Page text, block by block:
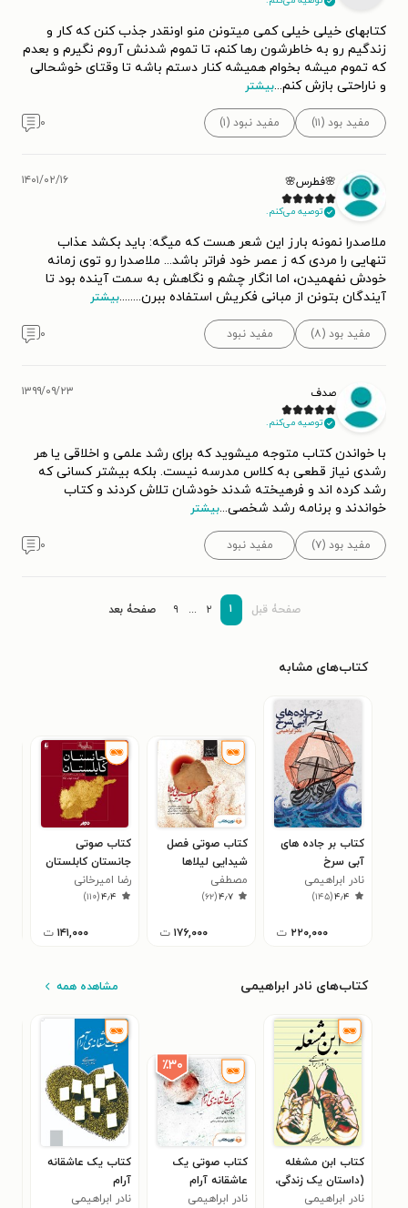
کتابهای خیلی خیلی کمی میتونن منو اونقدر جذب کنن که کار و
زندگیم رو به خاطرشون رها کنم، تا تموم شدنش آروم نگیرم و بعدم
که تموم میشه بخوام همیشه کنار دستم باشه تا وقتای خوشحالی
و ناراحتی بازش کنم...بیشتر
مفید بود (۱۱) مفید نبود (۱) ۰
🌸فطرس🌸
توصیه می‌کنم.
۱۴۰۱/۰۲/۱۶
ملاصدرا نمونه بارز این شعر هست که میگه: باید بکشد عذاب
تنهایی را مردی که ز عصر خود فراتر باشد... ملاصدرا رو توی زمانه
خودش نفهمیدن، اما انگار چشم و نگاهش به سمت آینده بود تا
آیندگان بتونن از مبانی فکریش استفاده ببرن........بیشتر
مفید بود (۸) مفید نبود ۰
صدف
توصیه می‌کنم.
۱۳۹۹/۰۹/۲۳
با خواندن کتاب متوجه میشوید که برای رشد علمی و اخلاقی یا هر
رشدی نیاز قطعی به کلاس مدرسه نیست. بلکه بیشتر کسانی که
رشد کرده اند و فرهیخته شدند خودشان تلاش کردند و کتاب
خواندند و برنامه رشد شخصی...بیشتر
مفید بود (۷) مفید نبود ۰
صفحۀ قبل ۱ ۲ ... ۹ صفحۀ بعد
کتاب‌های مشابه
کتاب بر جاده های
آبی سرخ
نادر ابراهیمی
۴٫۴(۱۴۵)
۲۲۰,۰۰۰ ت
کتاب صوتی فصل
شیدایی لیلاها
مصطفی
رحماندوست
۴٫۷(۶۲)
۱۷۶,۰۰۰ ت
کتاب صوتی
جانستان کابلستان
رضا امیرخانی
۴٫۴(۱۱۰)
۱۴۱,۰۰۰ ت
کتاب‌های نادر ابراهیمی مشاهده همه
کتاب ابن مشغله
(داستان یک زندگی،
جلد اول)
نادر ابراهیمی
٪۳۰
کتاب صوتی یک
عاشقانه آرام
نادر ابراهیمی
کتاب یک عاشقانه
آرام
نادر ابراهیمی